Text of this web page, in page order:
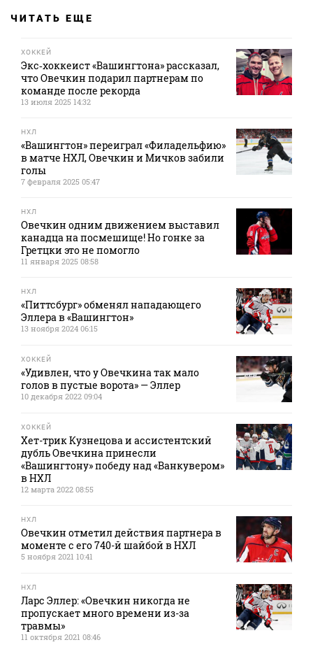
ЧИТАТЬ ЕЩЕ
ХОККЕЙ
Экс‑хоккеист «Вашингтона» рассказал,
что Овечкин подарил партнерам по
команде после рекорда
13 июля 2025 14:32
НХЛ
«Вашингтон» переиграл «Филадельфию»
в матче НХЛ, Овечкин и Мичков забили
голы
7 февраля 2025 05:47
НХЛ
Овечкин одним движением выставил
канадца на посмешище! Но гонке за
Гретцки это не помогло
11 января 2025 08:58
НХЛ
«Питтсбург» обменял нападающего
Эллера в «Вашингтон»
13 ноября 2024 06:15
ХОККЕЙ
«Удивлен, что у Овечкина так мало
голов в пустые ворота» — Эллер
10 декабря 2022 09:04
ХОККЕЙ
Хет-трик Кузнецова и ассистентский
дубль Овечкина принесли
«Вашингтону» победу над «Ванкувером»
в НХЛ
12 марта 2022 08:55
НХЛ
Овечкин отметил действия партнера в
моменте с его 740-й шайбой в НХЛ
5 ноября 2021 10:41
НХЛ
Ларс Эллер: «Овечкин никогда не
пропускает много времени из-за
травмы»
11 октября 2021 08:46